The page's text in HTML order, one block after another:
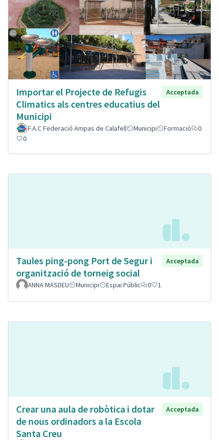
Importar el Projecte de Refugis
Climatics als centres educatius del
Municipi
Acceptada
F.A.C Federació Ampas de Calafell Municipi Formació
0
0
Taules ping-pong Port de Segur i
organització de torneig social
Acceptada
ANNA MASDEU Municipi Espai Públic 0 1
Crear una aula de robòtica i dotar
de nous ordinadors a la Escola
Santa Creu
Acceptada